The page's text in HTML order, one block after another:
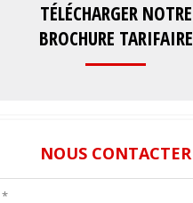
TÉLÉCHARGER NOTRE
BROCHURE TARIFAIRE
NOUS CONTACTER